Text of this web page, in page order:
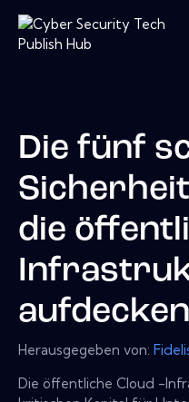
Die fünf
die
aufdecken
Herausgegeben von:
Die öffentliche Cloud -